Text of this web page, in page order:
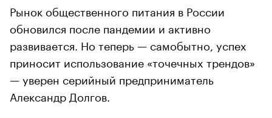
Рынок общественного питания в России
обновился после пандемии и активно
развивается. Но теперь — самобытно, успех
приносит использование «точечных трендов»
— уверен серийный предприниматель
Александр Долгов.